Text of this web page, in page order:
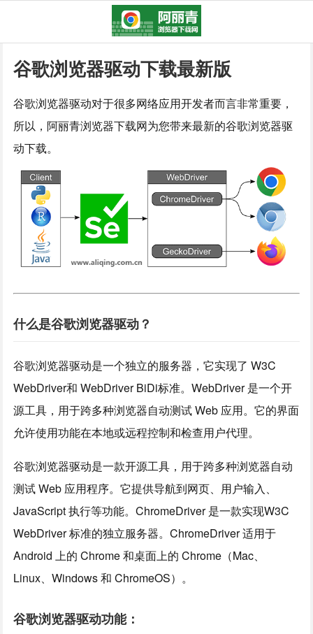
谷歌浏览器驱动下载最新版
谷歌浏览器驱动对于很多网络应用开发者而言非常重要，
所以，阿丽青浏览器下载网为您带来最新的谷歌浏览器驱
动下载。
什么是谷歌浏览器驱动？
谷歌浏览器驱动是一个独立的服务器，它实现了 W3C
WebDriver和 WebDriver BiDi标准。WebDriver 是一个开
源工具，用于跨多种浏览器自动测试 Web 应用。它的界面
允许使用功能在本地或远程控制和检查用户代理。
谷歌浏览器驱动是一款开源工具，用于跨多种浏览器自动
测试 Web 应用程序。它提供导航到网页、用户输入、
JavaScript 执行等功能。ChromeDriver 是一款实现W3C
WebDriver 标准的独立服务器。ChromeDriver 适用于
Android 上的 Chrome 和桌面上的 Chrome（Mac、
Linux、Windows 和 ChromeOS）。
谷歌浏览器驱动功能：